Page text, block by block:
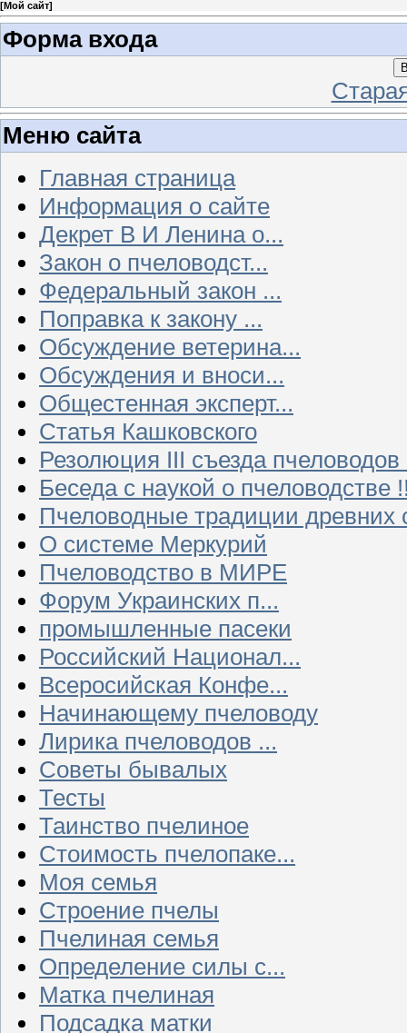
[Мой сайт]
Форма входа
Меню сайта
Главная страница
Информация о сайте
Декрет В И Ленина о...
Закон о пчеловодст...
Федеральный закон ...
Поправка к закону ...
Обсуждение ветерина...
Обсуждения и вноси...
Общестенная эксперт...
Статья Кашковского
Резолюция III съезда
Беседа с наукой о пчеловодстве
Пчеловодные традиции древних
О системе Меркурий
Пчеловодство в МИРЕ
Форум Украинских п...
промышленные пасеки
Российский Национал...
Всеросийская Конфе...
Начинающему пчеловоду
Лирика пчеловодов ...
Советы бывалых
Тесты
Таинство пчелиное
Стоимость пчелопаке...
Моя семья
Строение пчелы
Пчелиная семья
Определение силы с...
Матка пчелиная
Подсадка матки